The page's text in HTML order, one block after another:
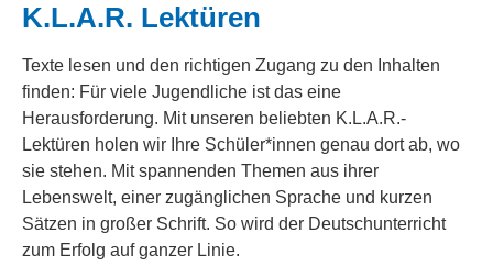
K.L.A.R. Lektüren
Texte lesen und den richtigen Zugang zu den Inhalten
finden: Für viele Jugendliche ist das eine
Herausforderung. Mit unseren beliebten K.L.A.R.-
Lektüren holen wir Ihre Schüler*innen genau dort ab, wo
sie stehen. Mit spannenden Themen aus ihrer
Lebenswelt, einer zugänglichen Sprache und kurzen
Sätzen in großer Schrift. So wird der Deutschunterricht
zum Erfolg auf ganzer Linie.